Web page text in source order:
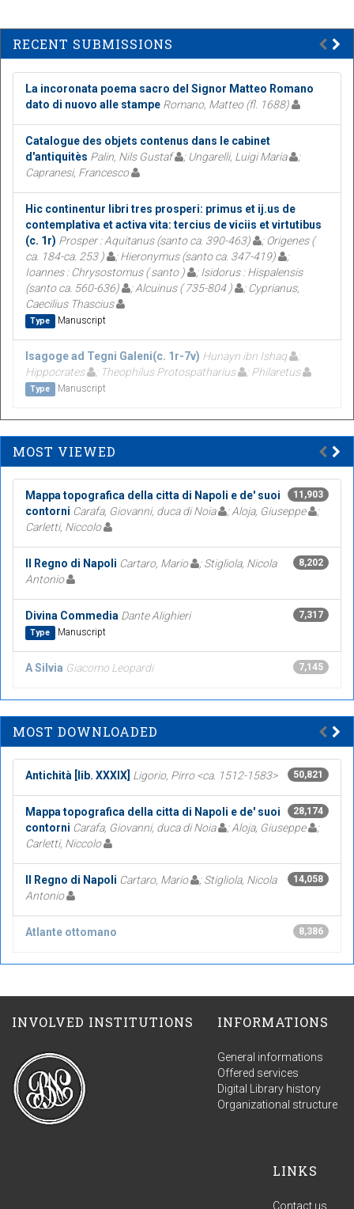
RECENT SUBMISSIONS
La incoronata poema sacro del Signor Matteo Romano
dato di nuovo alle stampe Romano, Matteo (fl. 1688)
Catalogue des objets contenus dans le cabinet
d'antiquitès Palin, Nils Gustaf ; Ungarelli, Luigi Maria
;
Capranesi, Francesco
Hic continentur libri tres prosperi: primus et ij.us de
contemplativa et activa vita: tercius de viciis et virtutibus
(c. 1r) Prosper : Aquitanus (santo ca. 390-463)
; Origenes (
ca. 184-ca. 253 )
; Hieronymus (santo ca. 347-419)
;
Ioannes : Chrysostomus ( santo )
; Isidorus : Hispalensis
(santo ca. 560-636)
; Alcuinus ( 735-804 )
; Cyprianus,
Caecilius Thascius
Type Manuscript
Isagoge ad Tegni Galeni(c. 1r-7v) Hunayn ibn Ishaq
Hippocrates
; Theophilus Protospatharius ; Philaretus
Type Manuscript
MOST VIEWED
11,903
Mappa topografica della citta di Napoli e de' suoi
contorni Carafa, Giovanni, duca di Noia ; Aloja, Giuseppe
;
Carletti, Niccolo
8,202
Il Regno di Napoli Cartaro, Mario
; Stigliola, Nicola
Antonio
7,317
Divina Commedia Dante Alighieri
Type Manuscript
7,145
A Silvia Giacomo Leopardi
MOST DOWNLOADED
50,821
Antichità [lib. XXXIX] Ligorio, Pirro <ca. 1512-1583>
28,174
Mappa topografica della citta di Napoli e de' suoi
contorni Carafa, Giovanni, duca di Noia ; Aloja, Giuseppe
;
Carletti, Niccolo
14,058
Il Regno di Napoli Cartaro, Mario
; Stigliola, Nicola
Antonio
8,386
Atlante ottomano
INVOLVED INSTITUTIONS INFORMATIONS
General informations
Offered services
Digital Library history
Organizational structure
LINKS
Contact us